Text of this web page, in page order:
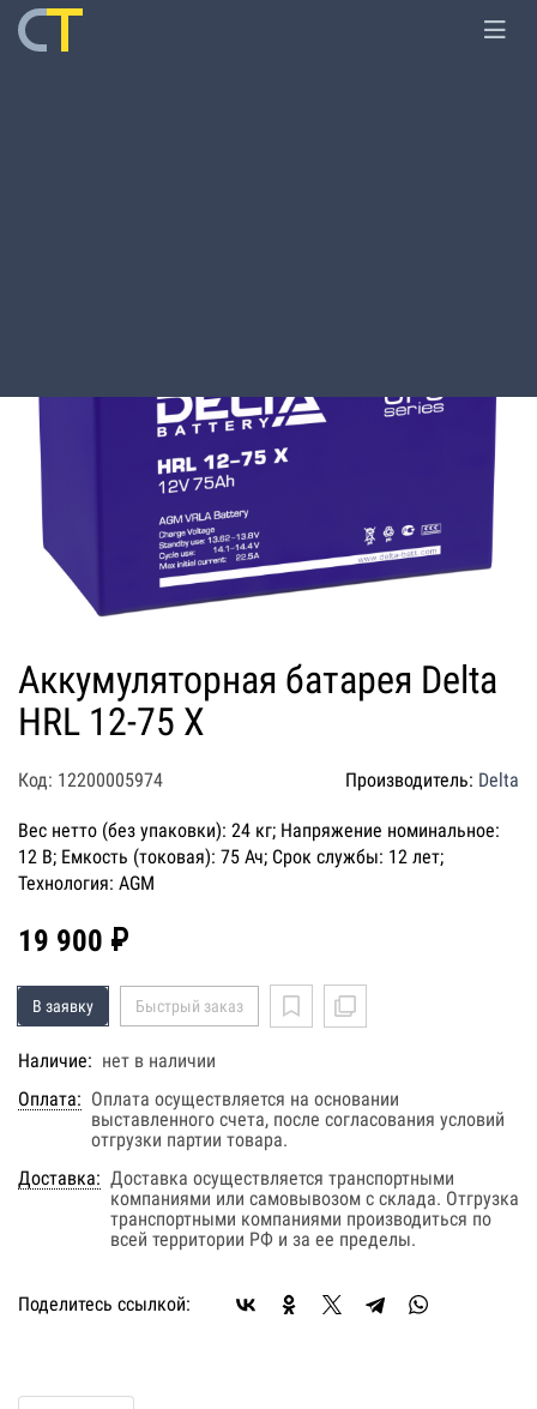
Аккумуляторная батарея Delta
HRL 12-75 X
Код: 12200005974 Производитель: Delta
Вес нетто (без упаковки): 24 кг; Напряжение номинальное:
12 В; Емкость (токовая): 75 Ач; Срок службы: 12 лет;
Технология: AGM
19 900 ₽
В заявку Быстрый заказ
Наличие: нет в наличии
Оплата: Оплата осуществляется на основании
выставленного счета, после согласования условий
отгрузки партии товара.
Доставка: Доставка осуществляется транспортными
компаниями или самовывозом с склада. Отгрузка
транспортными компаниями производиться по
всей территории РФ и за ее пределы.
Поделитесь ссылкой: